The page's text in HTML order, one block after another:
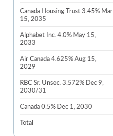
Canada Housing Trust 3.45% Mar
15, 2035
Alphabet Inc. 4.0% May 15,
2033
Air Canada 4.625% Aug 15,
2029
RBC Sr. Unsec. 3.572% Dec 9,
2030/31
Canada 0.5% Dec 1, 2030
Total